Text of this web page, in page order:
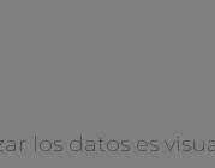
los datos es